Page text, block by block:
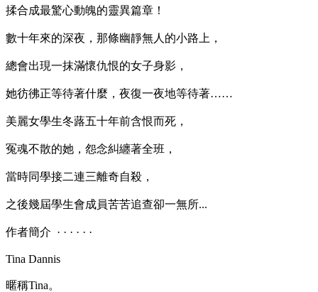
揉合成最驚心動魄的靈異篇章！
數十年來的深夜，那條幽靜無人的小路上，
總會出現一抹滿懷仇恨的女子身影，
她彷彿正等待著什麼，夜復一夜地等待著……
美麗女學生冬蕗五十年前含恨而死，
冤魂不散的她，怨念糾纏著全班，
當時同學接二連三離奇自殺，
之後幾屆學生會成員苦苦追查卻一無所...
作者簡介 · · · · · ·
Tina Dannis
暱稱Tina。